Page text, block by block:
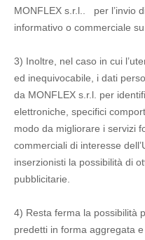
MONFLEX s.r.l.. per l’invio
informativo o commerciale
3) Inoltre, nel caso in cui
ed inequivocabile, i dati
da MONFLEX s.r.l. per
elettroniche, specifici
modo da migliorare i servizi
commerciali di interesse
inserzionisti la possibilità di
pubblicitarie.
4) Resta ferma la possibilità
predetti in forma aggregata